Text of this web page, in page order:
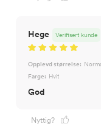
Hege Verifisert kunde
Opplevd størrelse:
Farge: Hvit
God
Nyttig?